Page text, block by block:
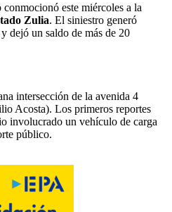
este miércoles a la
Zulia. El siniestro generó
dejó un saldo de más de 20
intersección de la avenida 4
Acosta). Los primeros reportes
involucrado un vehículo de carga
público.